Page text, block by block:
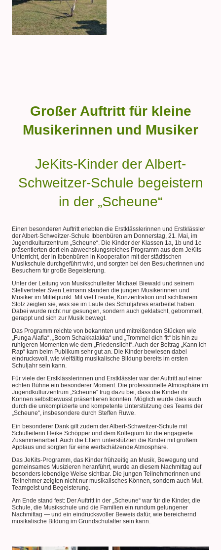
Großer Auftritt für kleine
Musikerinnen und Musiker
JeKits-Kinder der Albert-
Schweitzer-Schule begeistern
in der „Scheune“
Einen besonderen Auftritt erlebten die Erstklässlerinnen und Erstklässler
der Albert-Schweitzer-Schule Ibbenbüren am Donnerstag, 21. Mai, im
Jugendkulturzentrum „Scheune“. Die Kinder der Klassen 1a, 1b und 1c
präsentierten dort ein abwechslungsreiches Programm aus dem JeKits-
Unterricht, der in Ibbenbüren in Kooperation mit der städtischen
Musikschule durchgeführt wird, und sorgten bei den Besucherinnen und
Besuchern für große Begeisterung.
Unter der Leitung von Musikschulleiter Michael Biewald und seinem
Stellvertreter Sven Leimann standen die jungen Musikerinnen und
Musiker im Mittelpunkt. Mit viel Freude, Konzentration und sichtbarem
Stolz zeigten sie, was sie im Laufe des Schuljahres erarbeitet haben.
Dabei wurde nicht nur gesungen, sondern auch geklatscht, getrommelt,
gerappt und sich zur Musik bewegt.
Das Programm reichte von bekannten und mitreißenden Stücken wie
„Funga Alafia“, „Boom Schakkalakka“ und „Trommel dich fit“ bis hin zu
ruhigeren Momenten wie dem „Friedenslicht“. Auch der Beitrag „Kann ich
Rap“ kam beim Publikum sehr gut an. Die Kinder bewiesen dabei
eindrucksvoll, wie vielfältig musikalische Bildung bereits im ersten
Schuljahr sein kann.
Für viele der Erstklässlerinnen und Erstklässler war der Auftritt auf einer
echten Bühne ein besonderer Moment. Die professionelle Atmosphäre im
Jugendkulturzentrum „Scheune“ trug dazu bei, dass die Kinder ihr
Können selbstbewusst präsentieren konnten. Möglich wurde dies auch
durch die unkomplizierte und kompetente Unterstützung des Teams der
„Scheune“, insbesondere durch Steffen Ruwe.
Ein besonderer Dank gilt zudem der Albert-Schweitzer-Schule mit
Schulleiterin Heike Schöpper und dem Kollegium für die engagierte
Zusammenarbeit. Auch die Eltern unterstützten die Kinder mit großem
Applaus und sorgten für eine wertschätzende Atmosphäre.
Das JeKits-Programm, das Kinder frühzeitig an Musik, Bewegung und
gemeinsames Musizieren heranführt, wurde an diesem Nachmittag auf
besonders lebendige Weise sichtbar. Die jungen Teilnehmerinnen und
Teilnehmer zeigten nicht nur musikalisches Können, sondern auch Mut,
Teamgeist und Begeisterung.
Am Ende stand fest: Der Auftritt in der „Scheune“ war für die Kinder, die
Schule, die Musikschule und die Familien ein rundum gelungener
Nachmittag — und ein eindrucksvoller Beweis dafür, wie bereichernd
musikalische Bildung im Grundschulalter sein kann.